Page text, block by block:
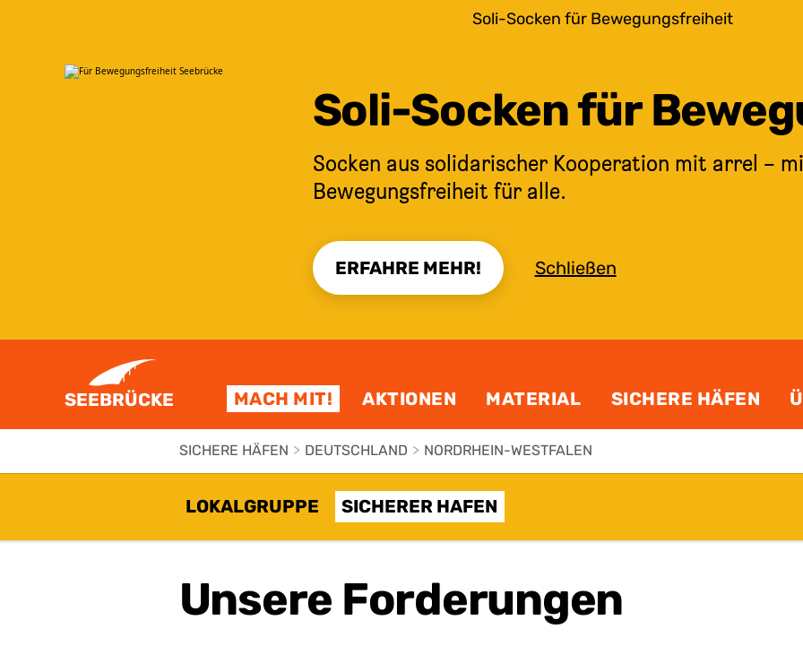
Soli-Socken für Bewegungsfreiheit
Soli-Socken für
Socken aus solidarischer Kooperation mit arrel –
Bewegungsfreiheit für alle.
ERFAHRE MEHR! Schließen
SEEBRÜCKE MACH MIT! AKTIONEN MATERIAL SICHERE HÄFEN
SICHERE HÄFEN > DEUTSCHLAND > NORDRHEIN-WESTFALEN
LOKALGRUPPE SICHERER HAFEN
Unsere Forderungen